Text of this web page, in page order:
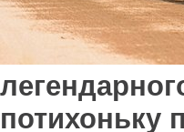
потихоньку